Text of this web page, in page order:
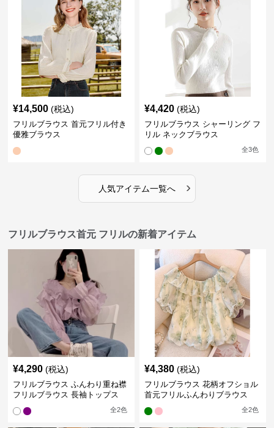
¥14,500 (税込)
フリルブラウス 首元フリル付き
優雅ブラウス
¥4,420 (税込)
フリルブラウス シャーリング フ
リル ネックブラウス
全3色
人気アイテム一覧へ ›
フリルブラウス首元 フリルの新着アイテム
¥4,290 (税込)
フリルブラウス ふんわり重ね襟
フリルブラウス 長袖トップス
全2色
¥4,380 (税込)
フリルブラウス 花柄オフショル
首元フリルふんわりブラウス
全2色